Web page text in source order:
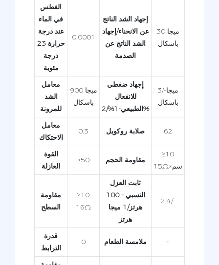
الغطس
في الماء
عند درجة
حرارة 23
درجة
مئوية
0.0001
إجهاد الشد الناتج
عن الانحناء/إجهاد
الشد الناتج عن
الصدمة
30 ميجا
باسكال
معامل
الشد
للمرونة
900 ميجا
باسكال
إجهاد ضغطي
للانفعال
الطبيعي-1%/2%
3/-ميجا
باسكال
معامل
الاحتكاك
0.3 صلابة روكويل 62
القوة
العازلة
>50 مقاومة الحجم
≥10
15Ω×سم
مقاومة
السطح
≥10
16Ω
ثابت العزل
النسبي - 100
هرتز/1 ميجا
هرتز
2.4/-
قدرة
الترابط
0 ملامسة الطعام +